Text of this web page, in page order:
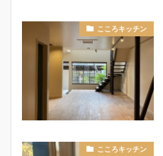
こころキッチン
こころキッチン